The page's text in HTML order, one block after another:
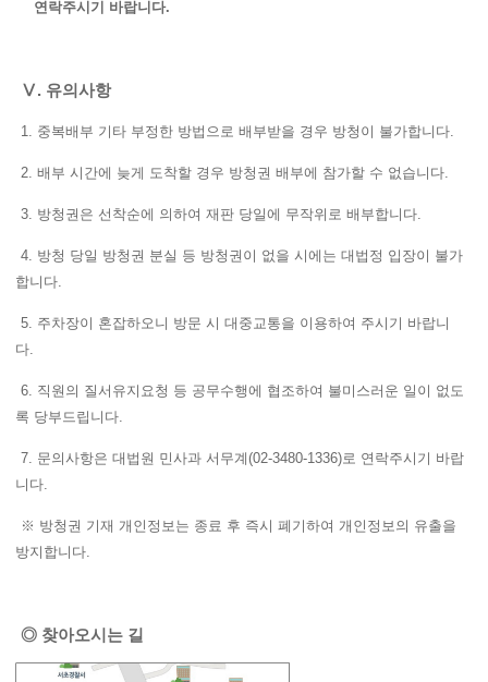
연락주시기 바랍니다.
Ⅴ. 유의사항
1. 중복배부 기타 부정한 방법으로 배부받을 경우 방청이 불가합니다.
2. 배부 시간에 늦게 도착할 경우 방청권 배부에 참가할 수 없습니다.
3. 방청권은 선착순에 의하여 재판 당일에 무작위로 배부합니다.
4. 방청 당일 방청권 분실 등 방청권이 없을 시에는 대법정 입장이 불가
합니다.
5. 주차장이 혼잡하오니 방문 시 대중교통을 이용하여 주시기 바랍니
다.
6. 직원의 질서유지요청 등 공무수행에 협조하여 불미스러운 일이 없도
록 당부드립니다.
7. 문의사항은 대법원 민사과 서무계(02-3480-1336)로 연락주시기 바랍
니다.
※ 방청권 기재 개인정보는 종료 후 즉시 폐기하여 개인정보의 유출을
방지합니다.
◎ 찾아오시는 길